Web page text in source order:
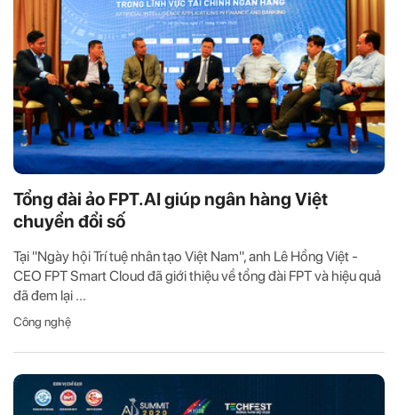
Tổng đài ảo FPT.AI giúp ngân hàng Việt
chuyển đổi số
Tại "Ngày hội Trí tuệ nhân tạo Việt Nam", anh Lê Hồng Việt -
CEO FPT Smart Cloud đã giới thiệu về tổng đài FPT và hiệu quả
đã đem lại ...
Công nghệ